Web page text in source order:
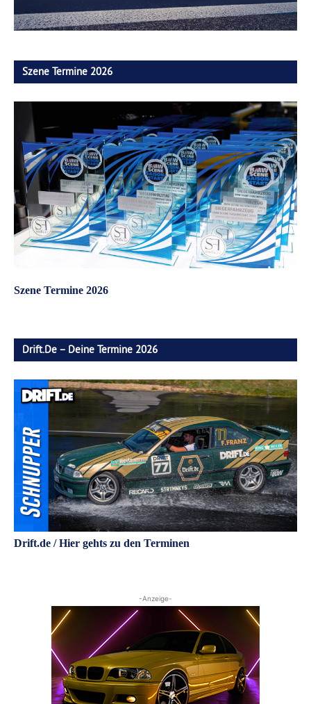
Szene Termine 2026
Szene Termine 2026
Drift.de – Deine Termine 2026
Drift.de / Hier gehts zu den Terminen
-Anzeige-